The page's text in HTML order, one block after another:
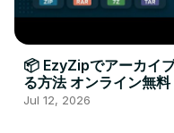
📦 EzyZipでアーカイ
る方法 オンライン無
ンストール不要
Jul 12, 2026